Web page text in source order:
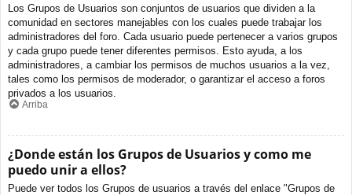
Los Grupos de Usuarios son conjuntos de usuarios que dividen a la
comunidad en sectores manejables con los cuales puede trabajar los
administradores del foro. Cada usuario puede pertenecer a varios grupos
y cada grupo puede tener diferentes permisos. Esto ayuda, a los
administradores, a cambiar los permisos de muchos usuarios a la vez,
tales como los permisos de moderador, o garantizar el acceso a foros
privados a los usuarios.
Arriba
¿Donde están los Grupos de Usuarios y como me
puedo unir a ellos?
Puede ver todos los Grupos de usuarios a través del enlace "Grupos de